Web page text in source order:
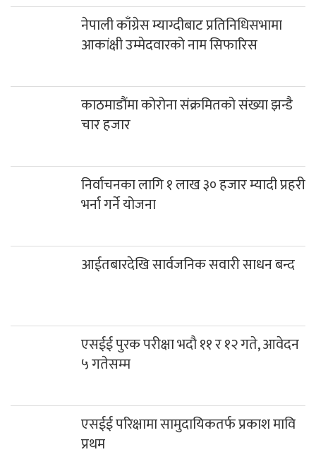
काठमाडौंमा कोरोना संक्रमितको संख्या झन्डै
चार हजार
निर्वाचनका लागि १ लाख ३० हजार म्यादी प्रहरी
भर्ना गर्ने योजना
आईतबारदेखि सार्वजनिक सवारी साधन बन्द
एसईई पुरक परीक्षा भदौ ११ र १२ गते, आवेदन
५ गतेसम्म
एसईई परिक्षामा सामुदायिकतर्फ प्रकाश मावि
प्रथम
प्रेस यूनियन म्याग्दीलाई १ लाख रुपैया सहयोग